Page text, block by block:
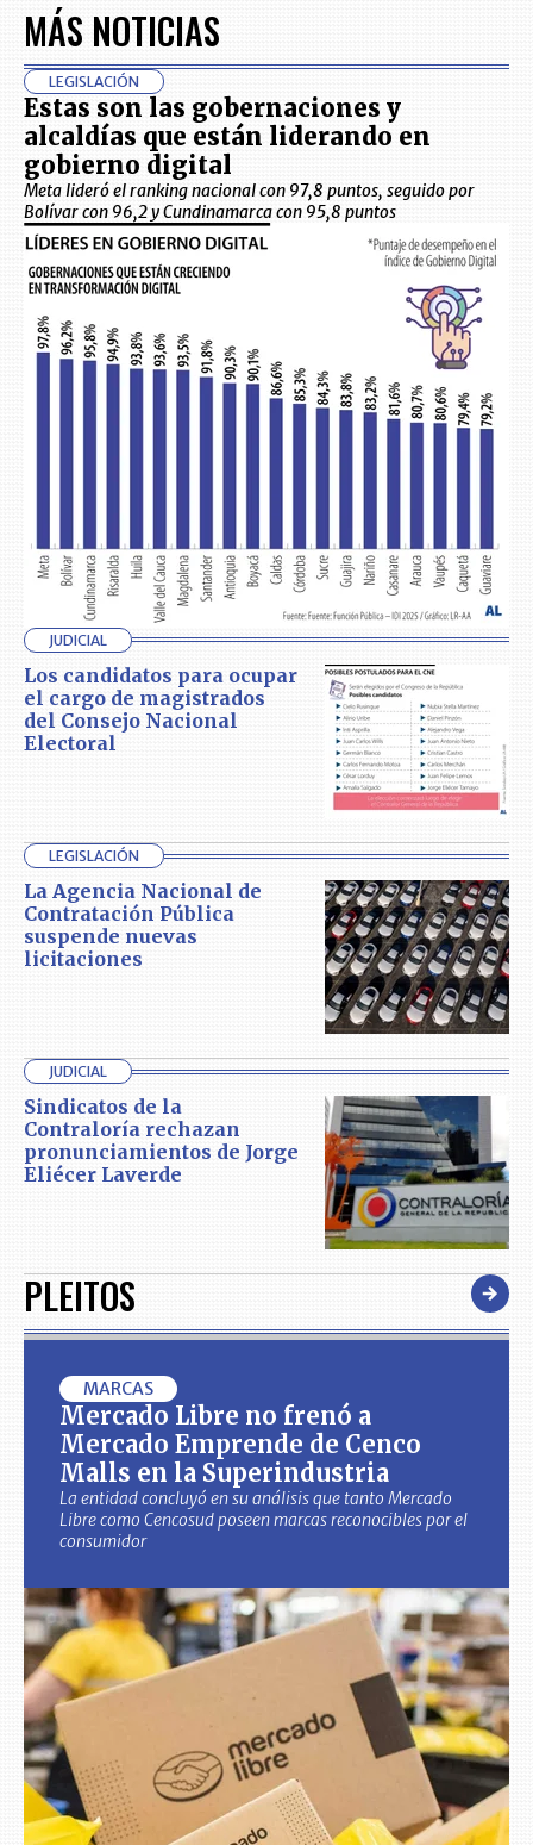
MÁS NOTICIAS
LEGISLACIÓN
Estas son las gobernaciones y
alcaldías que están liderando en
gobierno digital
Meta lideró el ranking nacional con 97,8 puntos, seguido por
Bolívar con 96,2 y Cundinamarca con 95,8 puntos
JUDICIAL
Los candidatos para ocupar
el cargo de magistrados
del Consejo Nacional
Electoral
LEGISLACIÓN
La Agencia Nacional de
Contratación Pública
suspende nuevas
licitaciones
JUDICIAL
Sindicatos de la
Contraloría rechazan
pronunciamientos de Jorge
Eliécer Laverde
PLEITOS
MARCAS
Mercado Libre no frenó a
Mercado Emprende de Cenco
Malls en la Superindustria
La entidad concluyó en su análisis que tanto Mercado
Libre como Cencosud poseen marcas reconocibles por el
consumidor